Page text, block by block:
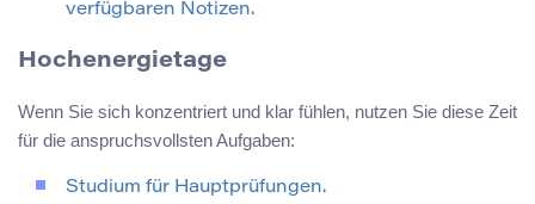
verfügbaren Notizen.
Hochenergietage
Wenn Sie sich konzentriert und klar fühlen, nutzen Sie diese Zeit
für die anspruchsvollsten Aufgaben:
Studium für Hauptprüfungen.